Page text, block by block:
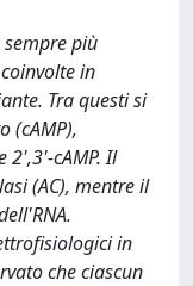
più
in
Tra questi si
(cAMP),
2',3'-cAMP. Il
(AC), mentre il
in
che ciascun